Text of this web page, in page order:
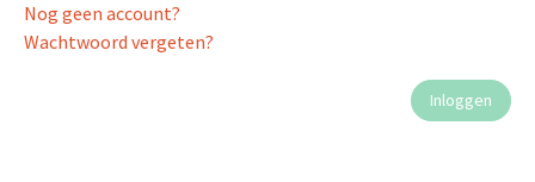
Nog geen account?
Wachtwoord vergeten?